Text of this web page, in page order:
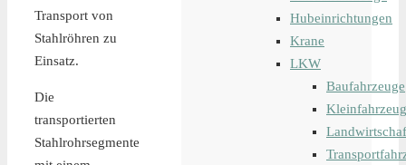
Transport von
Stahlröhren zu
Einsatz.
Die
transportierten
Stahlrohrsegmente
Hubeinrichtungen
Krane
LKW
Baufahrzeuge